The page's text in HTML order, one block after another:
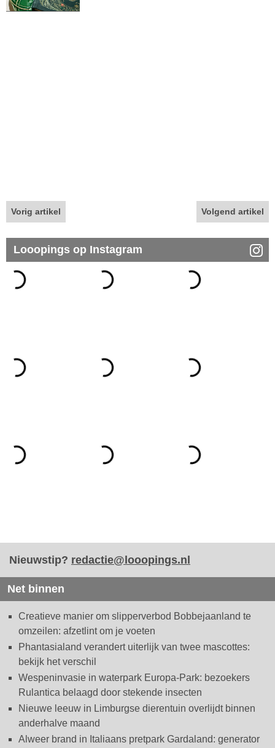
Vorig artikel Volgend artikel
Looopings op Instagram
Nieuwstip? redactie@looopings.nl
Net binnen
Creatieve manier om slipperverbod Bobbejaanland te
omzeilen: afzetlint om je voeten
Phantasialand verandert uiterlijk van twee mascottes:
bekijk het verschil
Wespeninvasie in waterpark Europa-Park: bezoekers
Rulantica belaagd door stekende insecten
Nieuwe leeuw in Limburgse dierentuin overlijdt binnen
anderhalve maand
Alweer brand in Italiaans pretpark Gardaland: generator